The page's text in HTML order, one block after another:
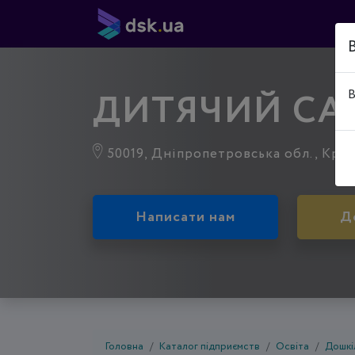
ДИТЯЧИЙ
50019, Дніпропетровська обл.,
Написати нам
Головна Каталог підприємств Освіта